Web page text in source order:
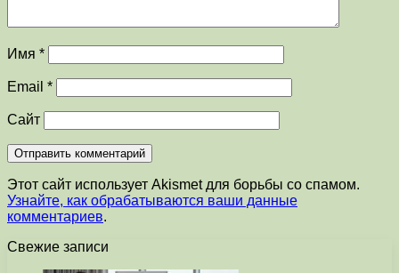
Имя *
Email *
Сайт
Этот сайт использует Akismet для борьбы со спамом.
Узнайте, как обрабатываются ваши данные
комментариев.
Свежие записи